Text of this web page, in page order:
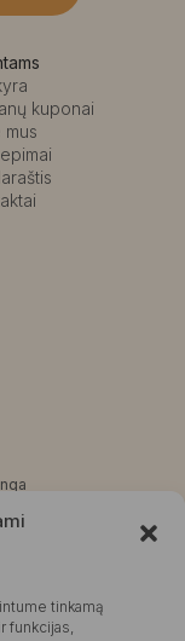
tinkamą
funkcijas,
kuponai
mus